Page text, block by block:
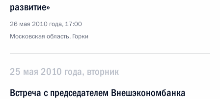
развитие»
26 мая 2010 года, 17:00
Московская область, Горки
25 мая 2010 года, вторник
Встреча с председателем Внешэкономбанка